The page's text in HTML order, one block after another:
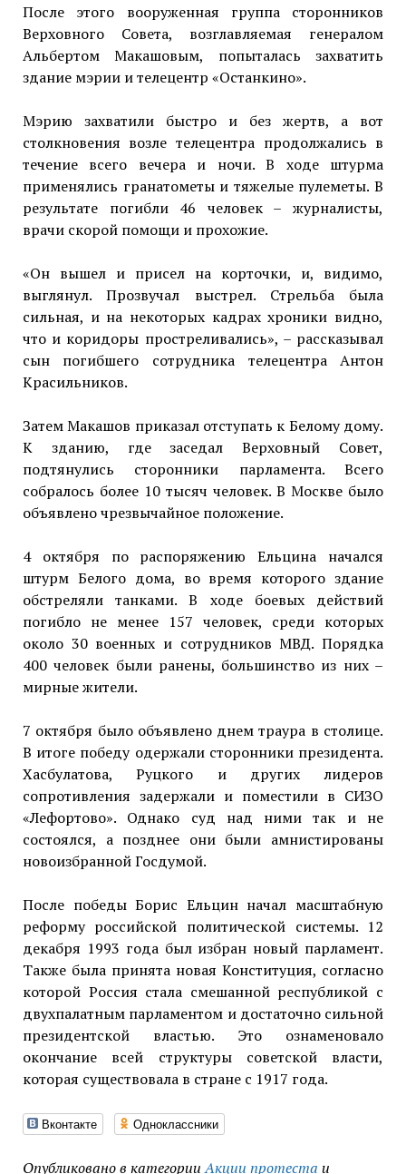
После этого вооруженная группа сторонников
Верховного Совета, возглавляемая генералом
Альбертом Макашовым, попыталась захватить
здание мэрии и телецентр «Останкино».
Мэрию захватили быстро и без жертв, а вот
столкновения возле телецентра продолжались в
течение всего вечера и ночи. В ходе штурма
применялись гранатометы и тяжелые пулеметы. В
результате погибли 46 человек – журналисты,
врачи скорой помощи и прохожие.
«Он вышел и присел на корточки, и, видимо,
выглянул. Прозвучал выстрел. Стрельба была
сильная, и на некоторых кадрах хроники видно,
что и коридоры простреливались», – рассказывал
сын погибшего сотрудника телецентра Антон
Красильников.
Затем Макашов приказал отступать к Белому дому.
К зданию, где заседал Верховный Совет,
подтянулись сторонники парламента. Всего
собралось более 10 тысяч человек. В Москве было
объявлено чрезвычайное положение.
4 октября по распоряжению Ельцина начался
штурм Белого дома, во время которого здание
обстреляли танками. В ходе боевых действий
погибло не менее 157 человек, среди которых
около 30 военных и сотрудников МВД. Порядка
400 человек были ранены, большинство из них –
мирные жители.
7 октября было объявлено днем траура в столице.
В итоге победу одержали сторонники президента.
Хасбулатова, Руцкого и других лидеров
сопротивления задержали и поместили в СИЗО
«Лефортово». Однако суд над ними так и не
состоялся, а позднее они были амнистированы
новоизбранной Госдумой.
После победы Борис Ельцин начал масштабную
реформу российской политической системы. 12
декабря 1993 года был избран новый парламент.
Также была принята новая Конституция, согласно
которой Россия стала смешанной республикой с
двухпалатным парламентом и достаточно сильной
президентской властью. Это ознаменовало
окончание всей структуры советской власти,
которая существовала в стране с 1917 года.
Вконтакте Одноклассники
Опубликовано в категории Акции протеста и